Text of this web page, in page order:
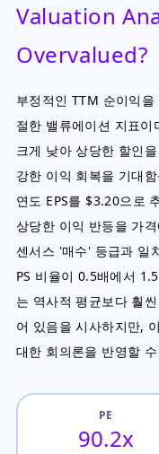
Valuation
Overvalued?
부정적인 TTM 순이익
절한 밸류에이션 지표
크게 낮아 상당한 할인
강한 이익 회복을 기대
연도 EPS를 $3.20으로
상당한 이익 반등을 가
센서스 '매수' 등급과 일
PS 비율이 0.5배에서
는 역사적 평균보다 훨
어 있음을 시사하지만,
대한 회의론을 반영할
PE
90.2x